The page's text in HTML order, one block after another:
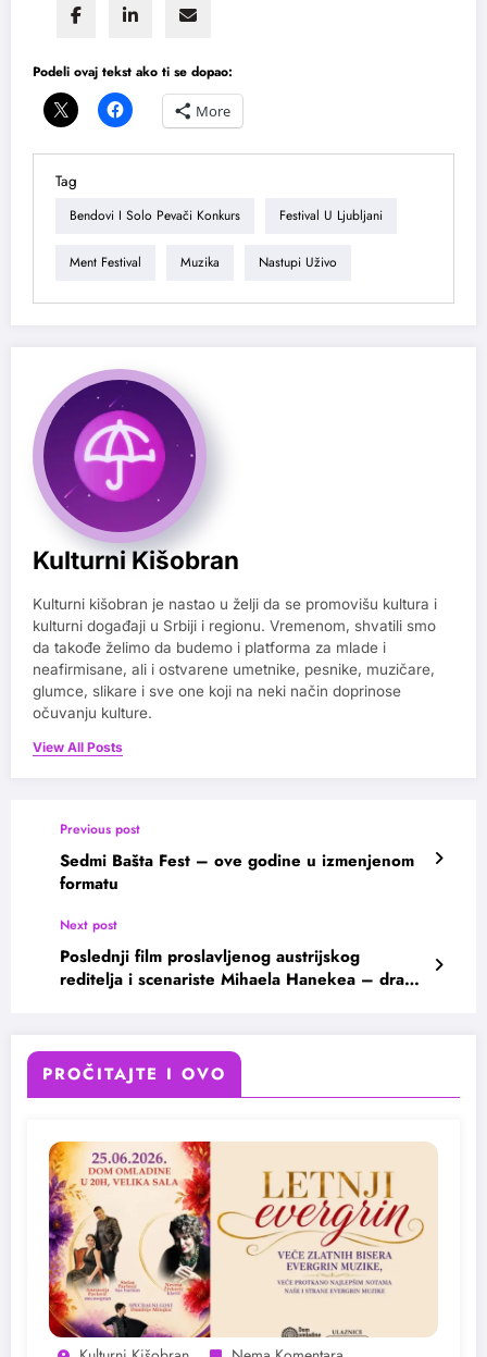
Podeli ovaj tekst ako ti se dopao:
More
Tag
Bendovi I Solo Pevači Konkurs Festival U Ljubljani
Ment Festival Muzika Nastupi Uživo
Kulturni Kišobran
Kulturni kišobran je nastao u želji da se promovišu kultura i
kulturni događaji u Srbiji i regionu. Vremenom, shvatili smo
da takođe želimo da budemo i platforma za mlade i
neafirmisane, ali i ostvarene umetnike, pesnike, muzičare,
glumce, slikare i sve one koji na neki način doprinose
očuvanju kulture.
View All Posts
Previous post
Sedmi Bašta Fest – ove godine u izmenjenom
formatu
Next post
Poslednji film proslavljenog austrijskog
reditelja i scenariste Mihaela Hanekea – drama
PROČITAJTE I OVO